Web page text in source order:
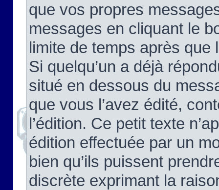
que vos propres
messages en cliquant le
limite de temps après que
Si quelqu’un a déjà
situé en dessous du
que vous l’avez édité,
l’édition. Ce petit texte
édition effectuée par un
bien qu’ils puissent
discrète exprimant la